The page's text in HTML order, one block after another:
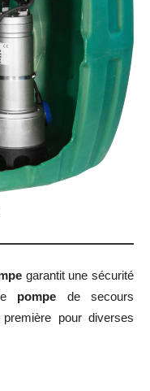
garantit une sécurité
pompe de secours
pour diverses